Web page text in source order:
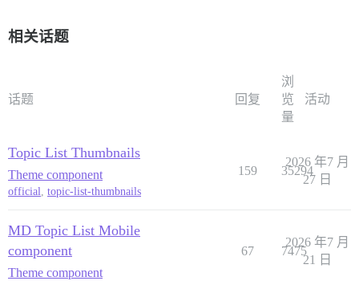
相关话题
话题 回复
浏
览
量
活动
Topic List Thumbnails
Theme component
official, topic-list-thumbnails
159 35294
2026 年7 月
27 日
MD Topic List Mobile
component
Theme component
67 7475
2026 年7 月
21 日